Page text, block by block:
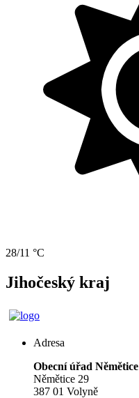
28/11 °C
Jihočeský kraj
Adresa
Obecní úřad Němětice
Němětice 29
387 01 Volyně